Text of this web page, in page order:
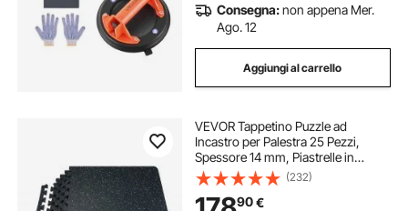
Consegna:non appena Mer.
Ago. 12
Aggiungi al carrello
VEVOR Tappetino Puzzle ad
Incastro per Palestra 25 Pezzi,
Spessore 14 mm, Piastrelle in
Schiuma EVA Gommata, Tappetino
da Palestra 61x61 cm, Copertura
9,3 m², Tappetino Ginnastica,
(232)
90€